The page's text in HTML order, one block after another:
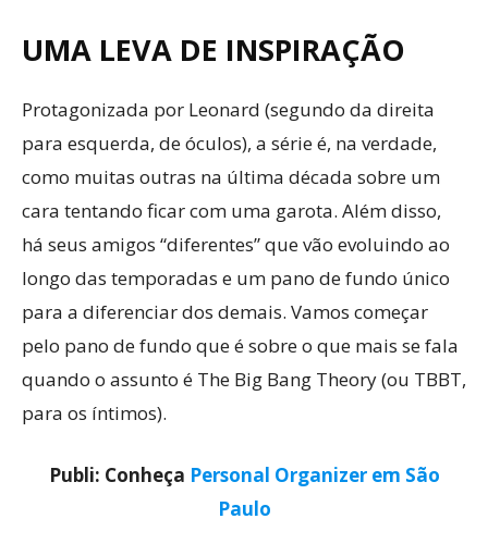
UMA LEVA DE INSPIRAÇÃO
Protagonizada por Leonard (segundo da direita
para esquerda, de óculos), a série é, na verdade,
como muitas outras na última década sobre um
cara tentando ficar com uma garota. Além disso,
há seus amigos “diferentes” que vão evoluindo ao
longo das temporadas e um pano de fundo único
para a diferenciar dos demais. Vamos começar
pelo pano de fundo que é sobre o que mais se fala
quando o assunto é The Big Bang Theory (ou TBBT,
para os íntimos).
Publi: Conheça Personal Organizer em São
Paulo